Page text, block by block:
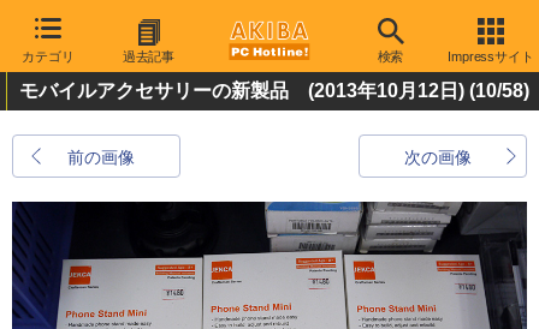
カテゴリ 過去記事 検索 Impressサイト
モバイルアクセサリーの新製品 (2013年10月12日) (10/58)
前の画像 次の画像